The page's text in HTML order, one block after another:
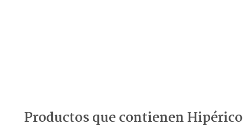
Productos que contienen Hipérico